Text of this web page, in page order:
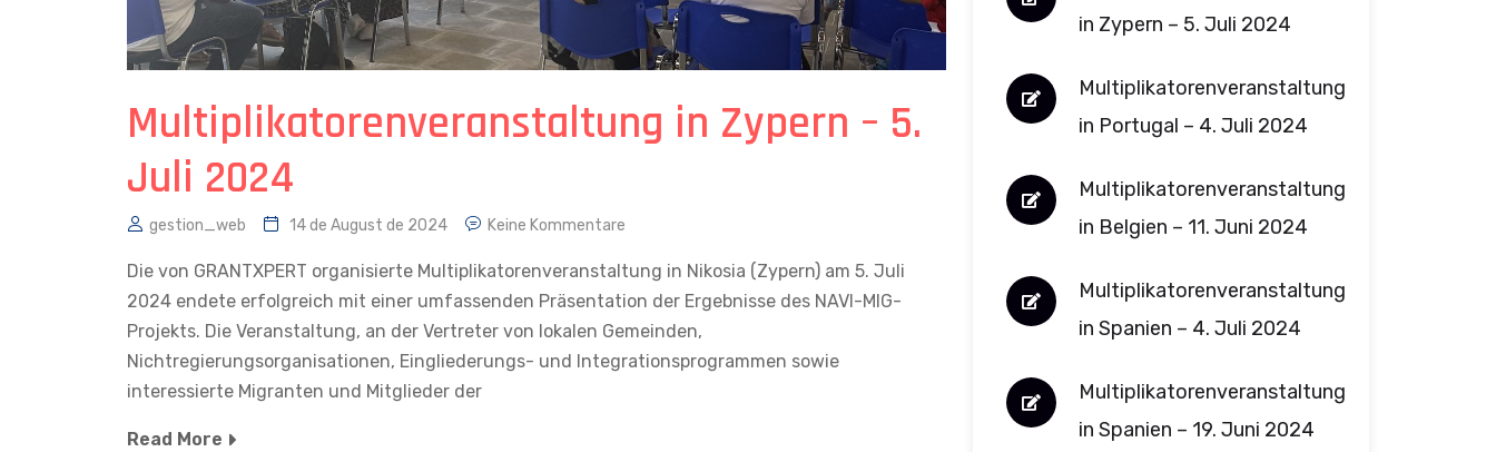
Multiplikatorenveranstaltung in Zypern – 5.
Juli 2024
gestion_web 14 de August de 2024 Keine Kommentare
Die von GRANTXPERT organisierte Multiplikatorenveranstaltung in Nikosia (Zypern) am 5. Juli
2024 endete erfolgreich mit einer umfassenden Präsentation der Ergebnisse des NAVI-MIG-
Projekts. Die Veranstaltung, an der Vertreter von lokalen Gemeinden,
Nichtregierungsorganisationen, Eingliederungs- und Integrationsprogrammen sowie
interessierte Migranten und Mitglieder der
Read More
in Zypern – 5. Juli 2024
Multiplikatorenveranstaltung
in Portugal – 4. Juli 2024
Multiplikatorenveranstaltung
in Belgien – 11. Juni 2024
Multiplikatorenveranstaltung
in Spanien – 4. Juli 2024
Multiplikatorenveranstaltung
in Spanien – 19. Juni 2024